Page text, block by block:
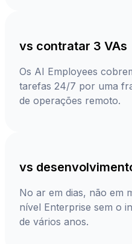
vs contratar 3 VAs
Os AI Employees
tarefas 24/7 por uma
de operações remoto.
vs
No ar em dias, não em
nível Enterprise sem o
de vários anos.